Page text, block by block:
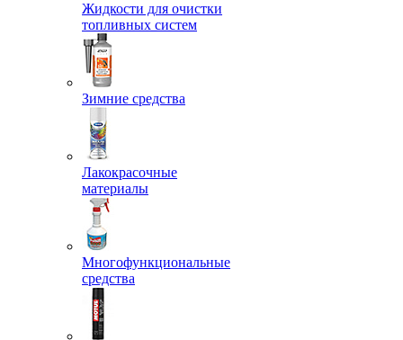
Жидкости для очистки
топливных систем
Зимние средства
Лакокрасочные
материалы
Многофункциональные
средства